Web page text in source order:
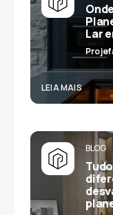
Lar
LEIA MAIS
BLOG